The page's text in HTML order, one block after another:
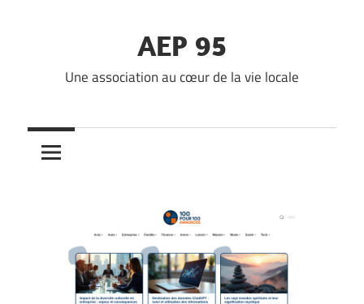
AEP 95
Une association au cœur de la vie locale